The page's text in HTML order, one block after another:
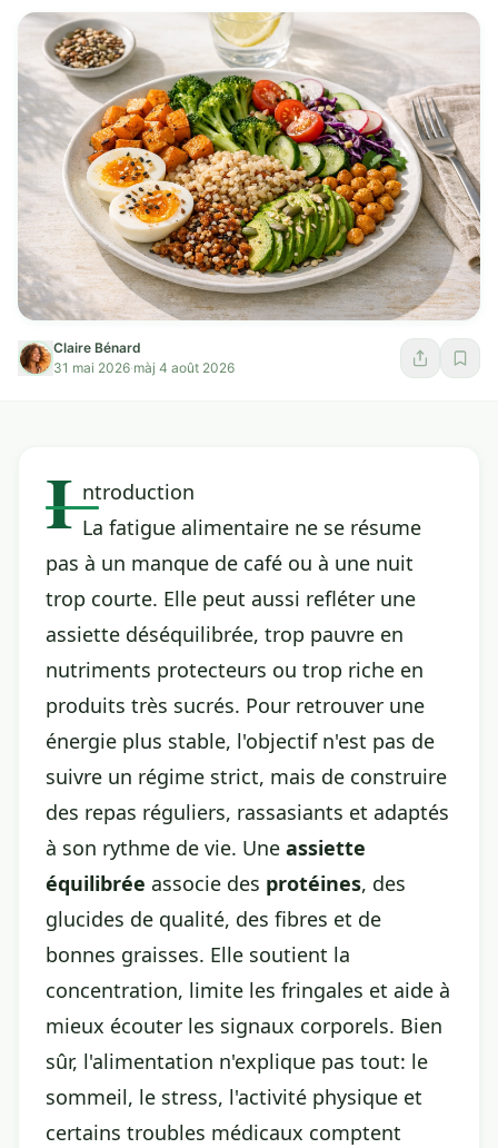
Claire Bénard
31 mai 2026·màj 4 août 2026
I ntroduction
La fatigue alimentaire ne se résume
pas à un manque de café ou à une nuit
trop courte. Elle peut aussi refléter une
assiette déséquilibrée, trop pauvre en
nutriments protecteurs ou trop riche en
produits très sucrés. Pour retrouver une
énergie plus stable, l'objectif n'est pas de
suivre un régime strict, mais de construire
des repas réguliers, rassasiants et adaptés
à son rythme de vie. Une assiette
équilibrée associe des protéines, des
glucides de qualité, des fibres et de
bonnes graisses. Elle soutient la
concentration, limite les fringales et aide à
mieux écouter les signaux corporels. Bien
sûr, l'alimentation n'explique pas tout: le
sommeil, le stress, l'activité physique et
certains troubles médicaux comptent